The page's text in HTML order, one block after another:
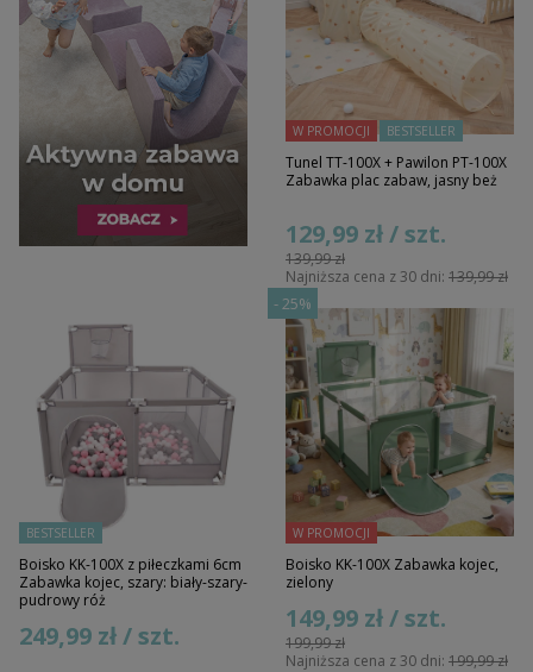
W PROMOCJI BESTSELLER
Tunel TT-100X + Pawilon PT-100X
Zabawka plac zabaw, jasny beż
139,99 zł
129,99 zł / szt.
Najniższa cena z 30 dni: 139,99 zł
BESTSELLER
Boisko KK-100X z piłeczkami 6cm
Zabawka kojec, szary: biały-szary-
pudrowy róż
249,99 zł / szt.
-25%
W PROMOCJI
Boisko KK-100X Zabawka kojec,
zielony
199,99 zł
149,99 zł / szt.
Najniższa cena z 30 dni: 199,99 zł